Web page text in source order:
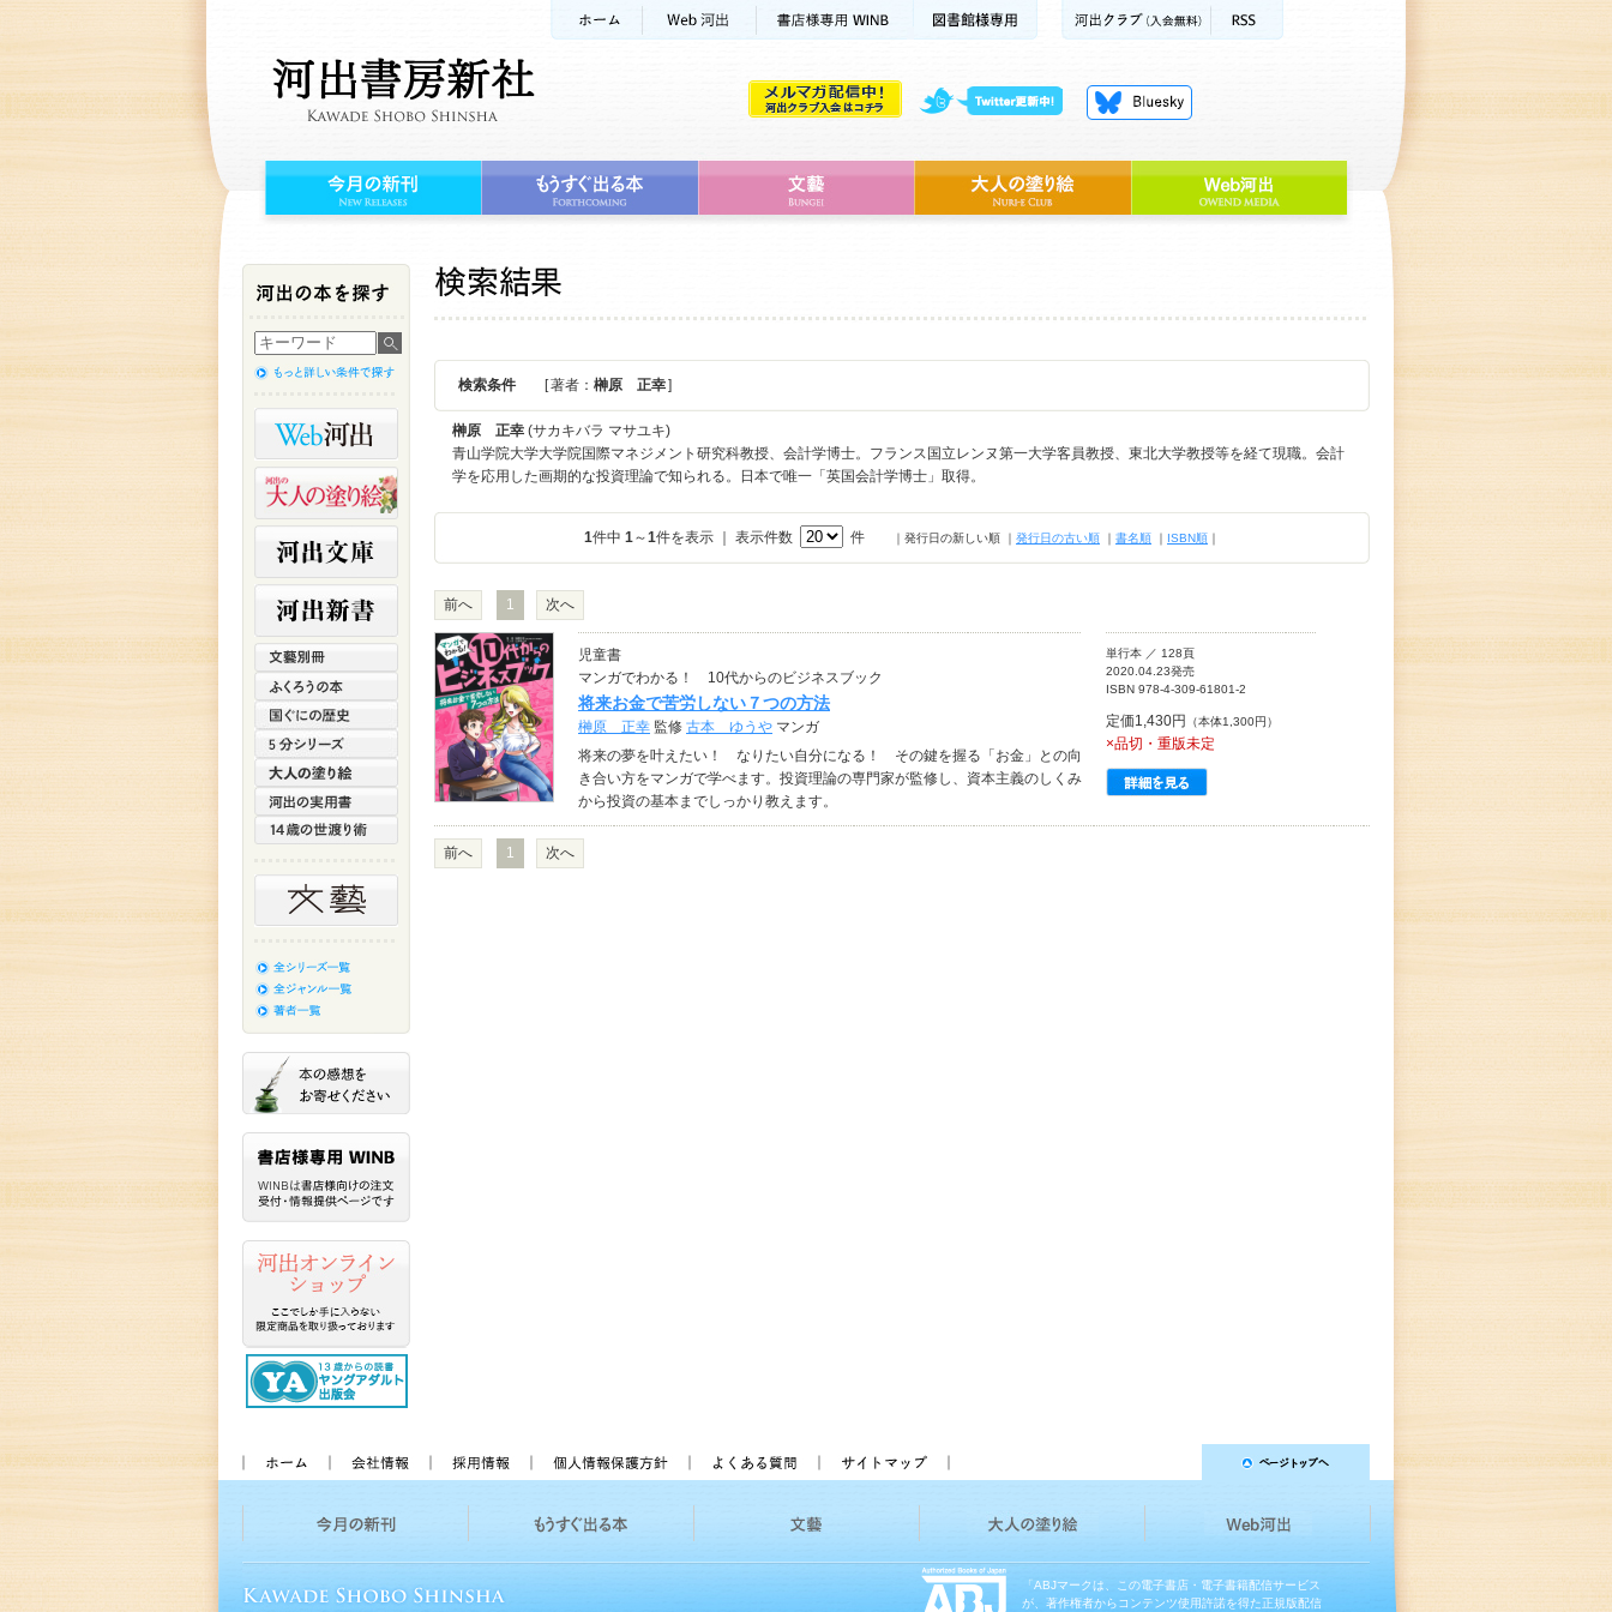
検索条件 [ 著者： 榊原 正幸]
榊原 正幸 (サカキバラ マサユキ)
青山学院大学大学院国際マネジメント研究科教授、会計学博士。フランス国立レンヌ第一大学客員教授、東北大学教授等を経て現職。会計
学を応用した画期的な投資理論で知られる。日本で唯一「英国会計学博士」取得。
1件中 1～1件を表示 ｜ 表示件数 件 ｜発行日の新しい順 ｜ 発行日の古い順 ｜ 書名順 ｜ ISBN順 ｜
前へ 1 次へ
児童書
マンガでわかる！ 10代からのビジネスブック
将来お金で苦労しない７つの方法
榊原 正幸 監修 古本 ゆうや マンガ
将来の夢を叶えたい！ なりたい自分になる！ その鍵を握る「お金」との向
き合い方をマンガで学べます。投資理論の専門家が監修し、資本主義のしくみ
から投資の基本までしっかり教えます。
単行本 ／ 128頁
2020.04.23発売
ISBN 978-4-309-61801-2
定価1,430円 （本体1,300円）
×品切・重版未定
前へ 1 次へ
「ABJマークは、この電子書店・電子書籍配信サービス
が、著作権者からコンテンツ使用許諾を得た正規版配信